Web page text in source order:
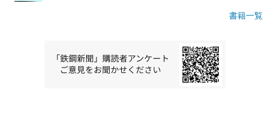
書籍一覧